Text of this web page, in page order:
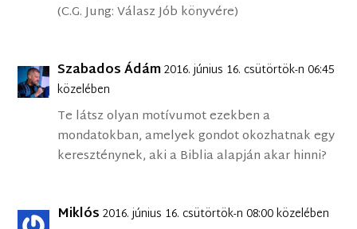
(C.G. Jung: Válasz Jób könyvére)
Szabados Ádám2016. június 16. csütörtök-n 06:45
közelében
Te látsz olyan motívumot ezekben a
mondatokban, amelyek gondot okozhatnak egy
kereszténynek, aki a Biblia alapján akar hinni?
Miklós 2016. június 16. csütörtök-n 08:00 közelében